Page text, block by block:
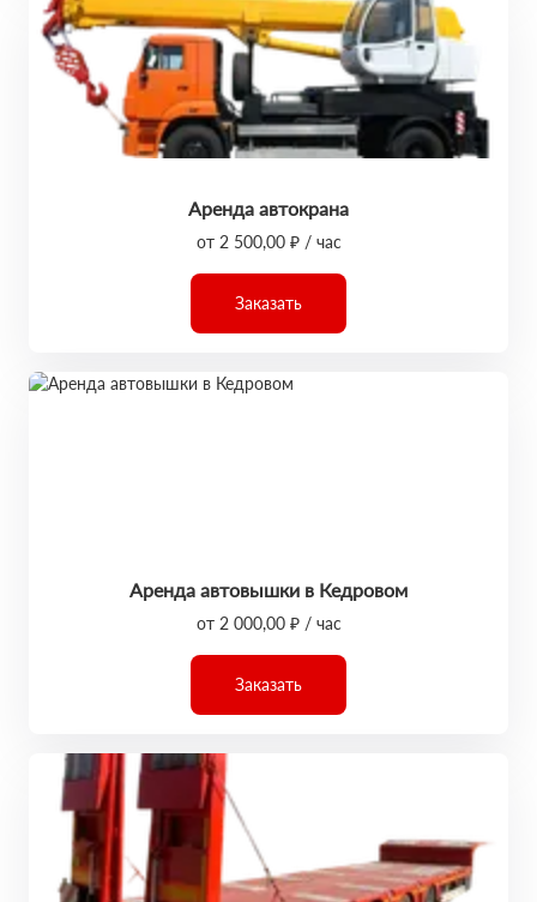
Аренда автокрана
от 2 500,00 ₽ / час
Заказать
Аренда автовышки в Кедровом
от 2 000,00 ₽ / час
Заказать